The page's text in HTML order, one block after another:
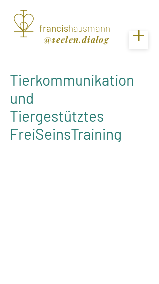
francishausmann
@seelen.dialog
Tierkommunikation
und
Tiergestütztes
FreiSeinsTraining